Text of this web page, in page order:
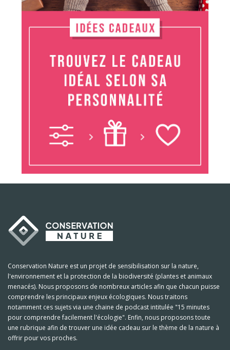
Conservation Nature est un projet de sensibilisation sur la nature,
l'environnement et la protection de la biodiversité (plantes et animaux
menacés). Nous proposons de nombreux articles afin que chacun puisse
comprendre les principaux enjeux écologiques. Nous traitons
notamment ces sujets via une chaine de podcast intitulée "15 minutes
pour comprendre facilement l'écologie". Enfin, nous proposons toute
une rubrique afin de trouver une idée cadeau sur le thème de la nature à
offrir pour vos proches.